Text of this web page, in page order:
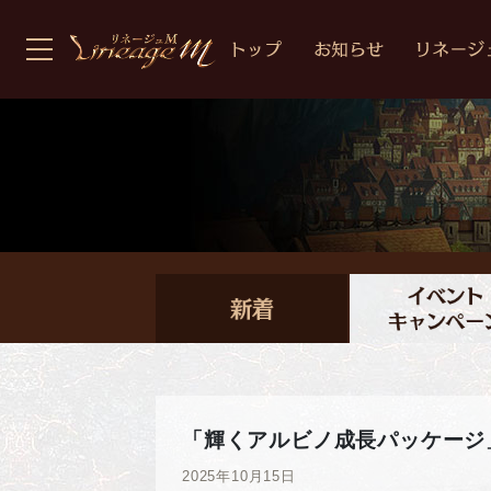
「輝くアルビノ成長パッケー
2025年10月15日